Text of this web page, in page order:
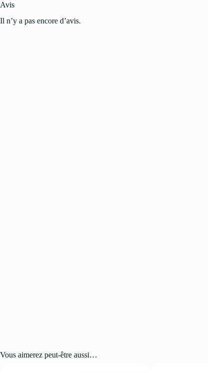
Avis
Il n’y a pas encore d’avis.
Vous aimerez peut-être aussi…